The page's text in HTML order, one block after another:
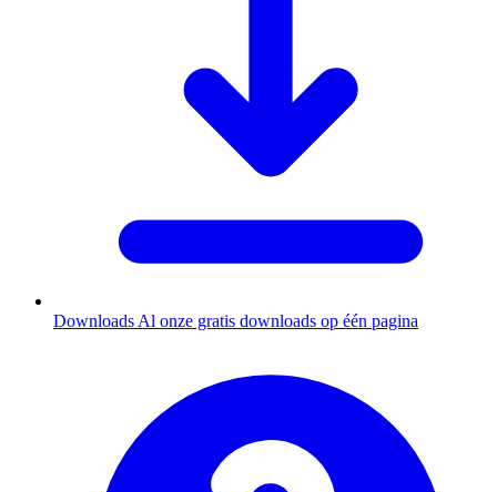
Downloads Al onze gratis downloads op één pagina